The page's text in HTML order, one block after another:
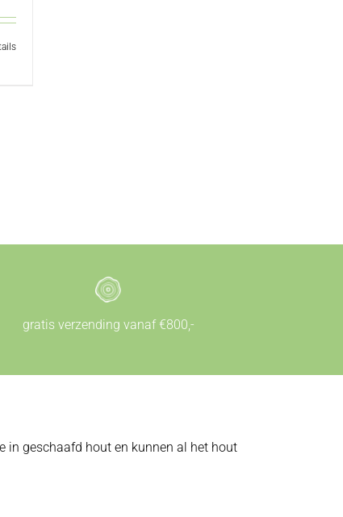
gratis verzending vanaf €800,-
in geschaafd hout en kunnen al het hout